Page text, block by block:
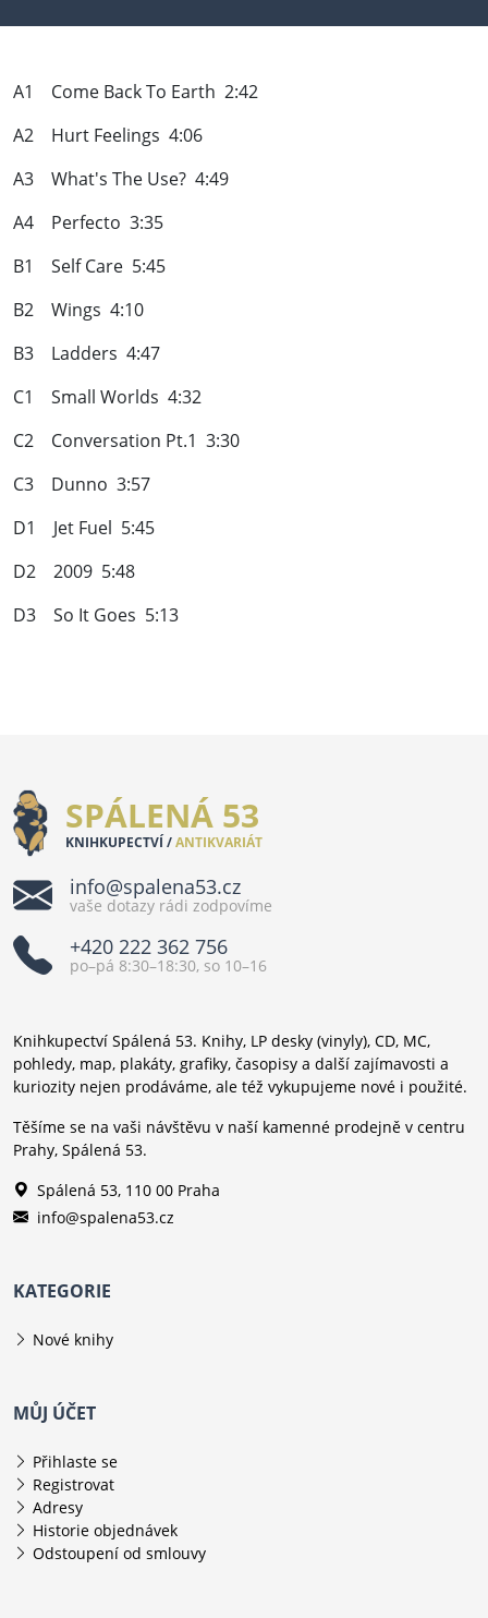
A1 Come Back To Earth 2:42
A2 Hurt Feelings 4:06
A3 What's The Use? 4:49
A4 Perfecto 3:35
B1 Self Care 5:45
B2 Wings 4:10
B3 Ladders 4:47
C1 Small Worlds 4:32
C2 Conversation Pt.1 3:30
C3 Dunno 3:57
D1 Jet Fuel 5:45
D2 2009 5:48
D3 So It Goes 5:13
SPÁLENÁ 53
KNIHKUPECTVÍ /ANTIKVARIÁT
info@spalena53.cz
vaše dotazy rádi zodpovíme
+420 222 362 756
po–pá 8:30–18:30, so 10–16
Knihkupectví Spálená 53. Knihy, LP desky (vinyly), CD, MC,
pohledy, map, plakáty, grafiky, časopisy a další zajímavosti a
kuriozity nejen prodáváme, ale též vykupujeme nové i použité.
Těšíme se na vaši návštěvu v naší kamenné prodejně v centru
Prahy, Spálená 53.
Spálená 53, 110 00 Praha
info@spalena53.cz
KATEGORIE
Nové knihy
MŮJ ÚČET
Přihlaste se
Registrovat
Adresy
Historie objednávek
Odstoupení od smlouvy